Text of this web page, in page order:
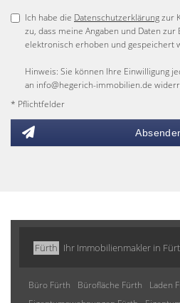
Ich habe die Datenschutzerklärungzur
zu, dass meine Angaben und Daten
elektronisch erhoben und gespeichert
Hinweis: Sie können Ihre Einwilligung
an info@hegerich-immobilien.de
* Pflichtfelder
Fürth Ihr Immobilienmakler in
Büro Fürth Bürofläche Fürth Laden